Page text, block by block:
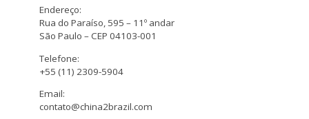
Endereço:
Rua do Paraíso, 595 – 11º andar
São Paulo – CEP 04103-001
Telefone:
+55 (11) 2309-5904
Email:
contato@china2brazil.com